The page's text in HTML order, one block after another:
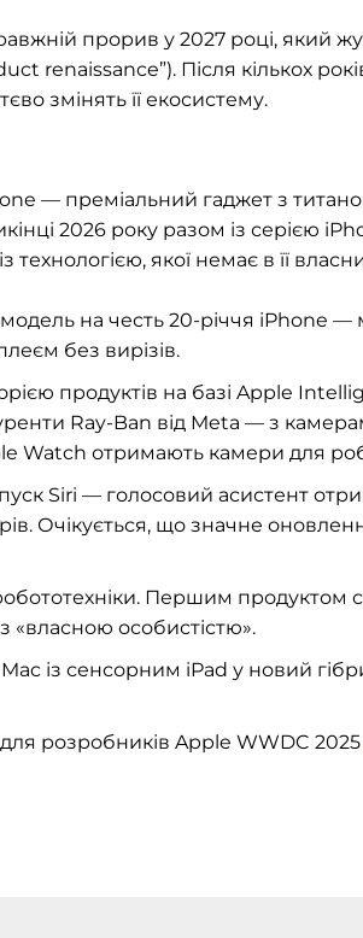
прорив у 2027 році, який
renaissance”). Після кількох
змінять її екосистему.
— преміальний гаджет з
2026 року разом із серією
технологією, якої немає в її
на честь 20-річчя iPhone
без вирізів.
продуктів на базі Apple
Ray-Ban від Meta — з
Watch отримають камери для
Siri — голосовий асистент
Очікується, що значне
Першим продуктом
«власною особистістю».
із сенсорним iPad у новий
розробників Apple WWDC 2025